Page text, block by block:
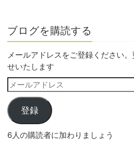
ブログを購読する
メールアドレスをご登録ください
せいたします
登録
6人の購読者に加わりましょう